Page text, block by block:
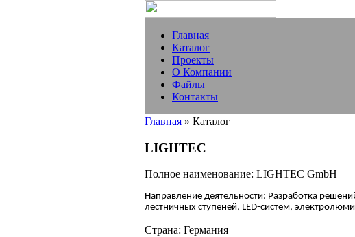
Главная
Каталог
Проекты
О Компании
Файлы
Контакты
Главная » Каталог
LIGHTEC
Полное наименование: LIGHTEC GmbH
Направление деятельности: Разработка
лестничных ступеней, LED-систем, э
Страна: Германия